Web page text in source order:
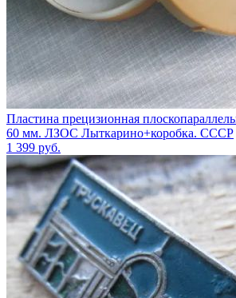
Пластина прецизионная
60 мм. ЛЗОС Лыткарино+коробка. СССР
1 399 руб.